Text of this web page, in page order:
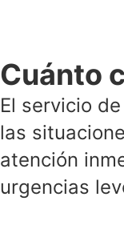
Cuánto
El servicio
las
atención
urgencias